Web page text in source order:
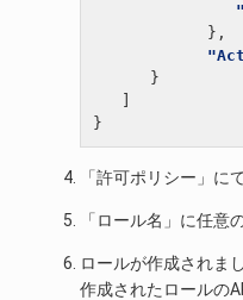
},
}
}
「許可ポリシー」に
「ロール名」に任
ロールが作成されまし
作成されたロールの